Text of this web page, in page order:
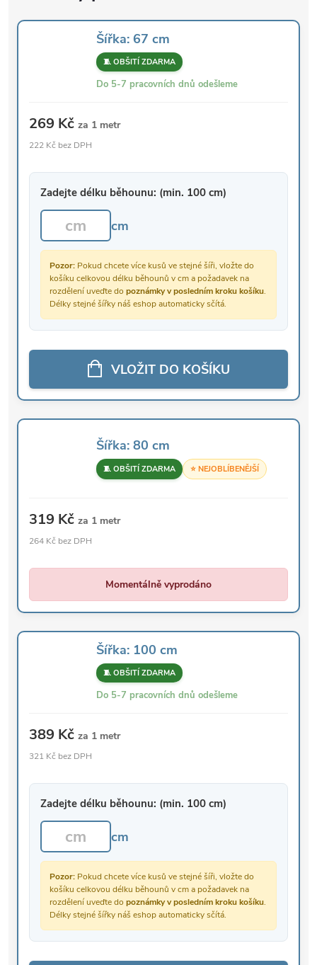
Šířka: 67 cm
🧵 OBŠITÍ ZDARMA
Do 5-7 pracovních dnů odešleme
269 Kč za 1 metr
222 Kč bez DPH
Zadejte délku běhounu: (min. 100 cm)
cm
Pozor: Pokud chcete více kusů ve stejné šíři, vložte do
košíku celkovou délku běhounů v cm a požadavek na
rozdělení uveďte do poznámky v posledním kroku košíku.
Délky stejné šířky náš eshop automaticky sčítá.
VLOŽIT DO KOŠÍKU
Šířka: 80 cm
🧵 OBŠITÍ ZDARMA ⭐ NEJOBLÍBENĚJŠÍ
319 Kč za 1 metr
264 Kč bez DPH
Momentálně vyprodáno
Šířka: 100 cm
🧵 OBŠITÍ ZDARMA
Do 5-7 pracovních dnů odešleme
389 Kč za 1 metr
321 Kč bez DPH
Zadejte délku běhounu: (min. 100 cm)
cm
Pozor: Pokud chcete více kusů ve stejné šíři, vložte do
košíku celkovou délku běhounů v cm a požadavek na
rozdělení uveďte do poznámky v posledním kroku košíku.
Délky stejné šířky náš eshop automaticky sčítá.